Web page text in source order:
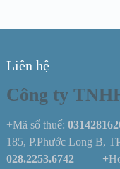
Liên hệ
Công ty
+Mã số thuế:
185, P.Phước Long B,
028.2253.6742 +